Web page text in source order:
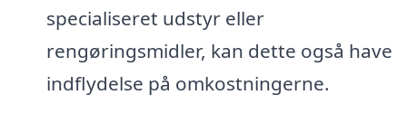
specialiseret udstyr eller
rengøringsmidler, kan dette også have
indflydelse på omkostningerne.